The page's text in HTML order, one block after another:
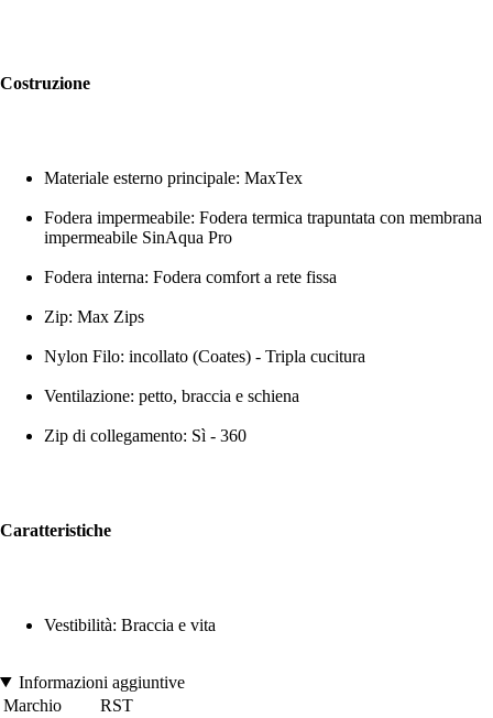
Costruzione
Materiale esterno principale: MaxTex
Fodera impermeabile: Fodera termica trapuntata con membrana
impermeabile SinAqua Pro
Fodera interna: Fodera comfort a rete fissa
Zip: Max Zips
Nylon Filo: incollato (Coates) - Tripla cucitura
Ventilazione: petto, braccia e schiena
Zip di collegamento: Sì - 360
Caratteristiche
Vestibilità: Braccia e vita
Informazioni aggiuntive
Marchio
RST